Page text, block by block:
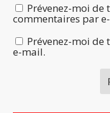
Prévenez-moi de
commentaires par
Prévenez-moi
e-mail.